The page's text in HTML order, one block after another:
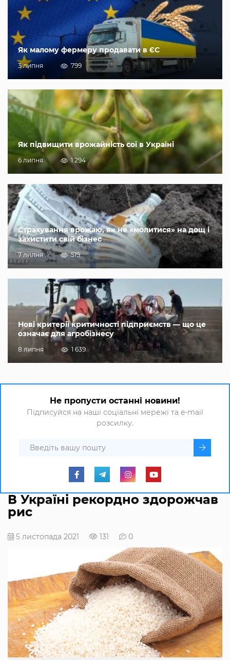
Як малому фермеру продавати в ЄС
3 липня 799
Як підвищити врожайність сої в Україні
6 липня 1 294
Страхування врожаю, як не «молитися» на дощ і
захистити свій бізнес
7 липня 519
Нові критерії критичності підприємств — що це
означає для агробізнесу
8 липня 1 639
Не пропусти останні новини!
Підписуйся на наші соціальні мережі та e-mail
розсилку.
В Україні рекордно здорожчав
рис
5 листопада 2021 131 0